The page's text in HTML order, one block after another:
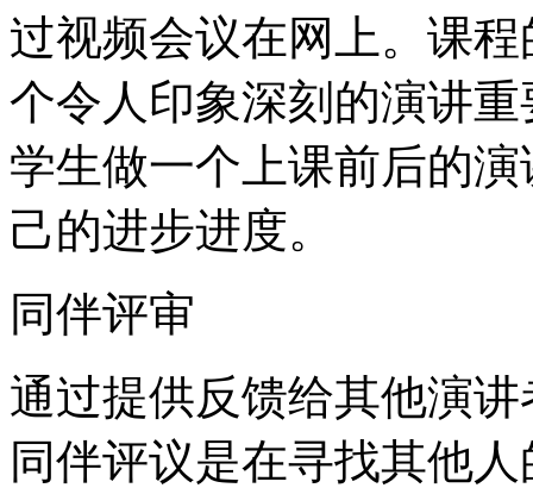
过视频会议在网上。课
个令人印象深刻的演讲
学生做一个上课前后的
己的进步进度。
同伴评审
通过提供反馈给其他演
同伴评议是在寻找其他